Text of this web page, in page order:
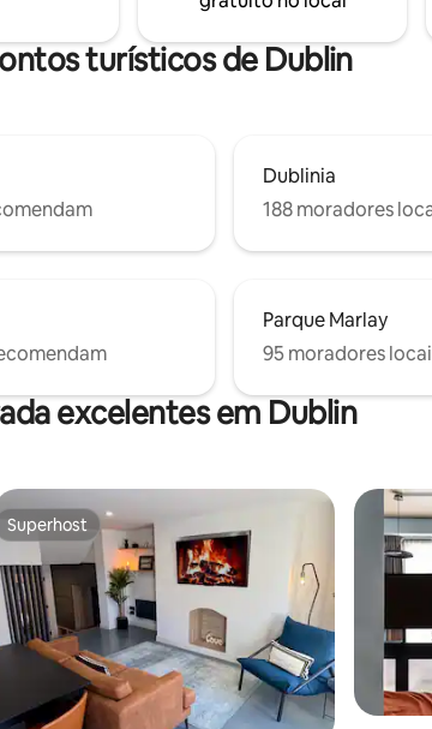
Vindas cheio de guloseimas.
estar e
turísticos de Dublin
Dublinia
188 moradores
Parque Marlay
95 moradores
excelentes em Dublin
Superhost
Superhost